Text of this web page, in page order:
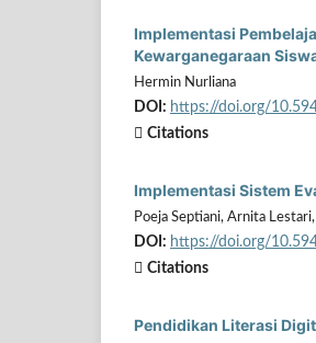
Implementasi
Kewarganegaraan
Hermin Nurliana
DOI: https://doi.org/
Citations
Implementasi Sistem
Poeja Septiani, Arnita
DOI: https://doi.org/
Citations
Pendidikan Literasi